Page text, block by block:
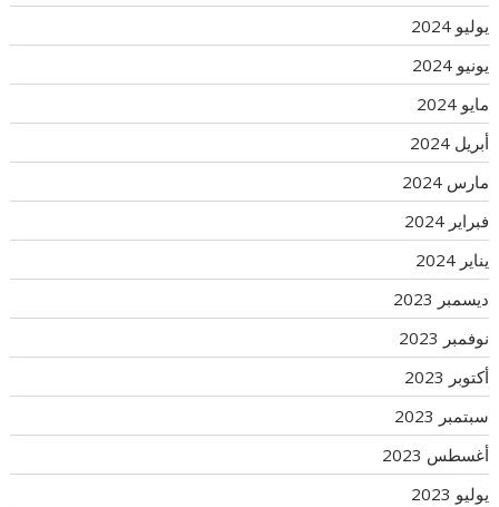
يوليو 2024
يونيو 2024
مايو 2024
أبريل 2024
مارس 2024
فبراير 2024
يناير 2024
ديسمبر 2023
نوفمبر 2023
أكتوبر 2023
سبتمبر 2023
أغسطس 2023
يوليو 2023